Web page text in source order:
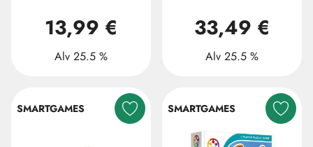
13,99 €
Alv 25.5 %
33,49 €
Alv 25.5 %
SMARTGAMES SMARTGAMES